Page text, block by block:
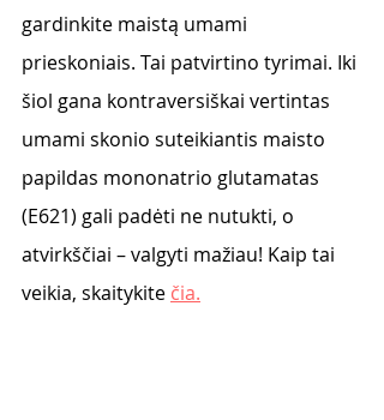
gardinkite maistą umami
prieskoniais. Tai patvirtino tyrimai. Iki
šiol gana kontraversiškai vertintas
umami skonio suteikiantis maisto
papildas mononatrio glutamatas
(E621) gali padėti ne nutukti, o
atvirkščiai – valgyti mažiau! Kaip tai
veikia, skaitykite čia.